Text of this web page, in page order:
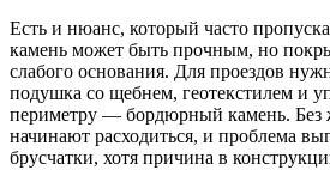
Есть и нюанс, который часто
камень может быть прочным, но
слабого основания. Для проездов
подушка со щебнем, геотекстилем и
периметру — бордюрный камень. Без
начинают расходиться, и проблема
брусчатки, хотя причина в